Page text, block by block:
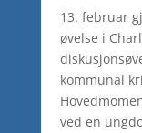
13. februar
øvelse i
kommunal
ved en